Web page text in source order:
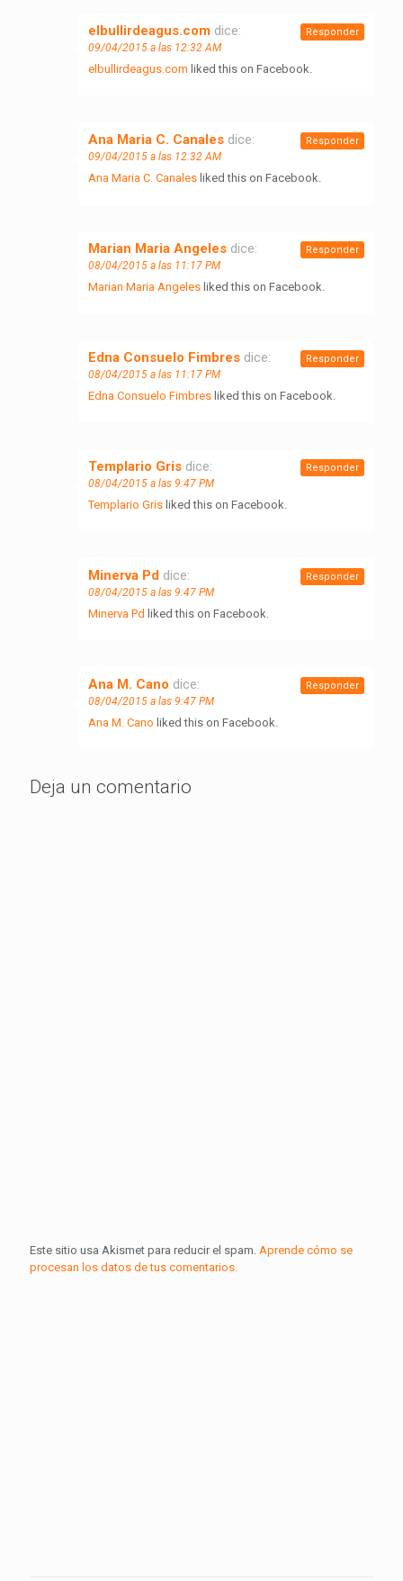
elbullirdeagus.com dice:
09/04/2015 a las 12:32 AM
elbullirdeagus.com liked this on Facebook.
Responder
Ana Maria C. Canales dice:
09/04/2015 a las 12:32 AM
Ana Maria C. Canales liked this on Facebook.
Responder
Marian Maria Angeles dice:
08/04/2015 a las 11:17 PM
Marian Maria Angeles liked this on Facebook.
Responder
Edna Consuelo Fimbres dice:
08/04/2015 a las 11:17 PM
Edna Consuelo Fimbres liked this on Facebook.
Responder
Templario Gris dice:
08/04/2015 a las 9:47 PM
Templario Gris liked this on Facebook.
Responder
Minerva Pd dice:
08/04/2015 a las 9:47 PM
Minerva Pd liked this on Facebook.
Responder
Ana M. Cano dice:
08/04/2015 a las 9:47 PM
Ana M. Cano liked this on Facebook.
Responder
Deja un comentario
Este sitio usa Akismet para reducir el spam. Aprende cómo se
procesan los datos de tus comentarios.